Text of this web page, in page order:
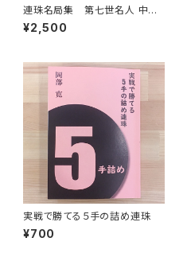
連珠名局集 第七世名人 中村
茂
¥2,500
実戦で勝てる５手の詰め連珠
¥700